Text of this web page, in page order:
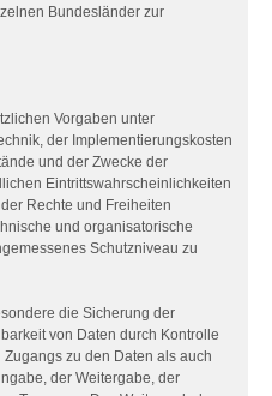
Bundesländer zur
Vorgaben unter
der Implementierungskosten
und der Zwecke der
Eintrittswahrscheinlichkeiten
Rechte und Freiheiten
und organisatorische
Schutzniveau zu
die Sicherung der
von Daten durch Kontrolle
zu den Daten als auch
der Weitergabe, der